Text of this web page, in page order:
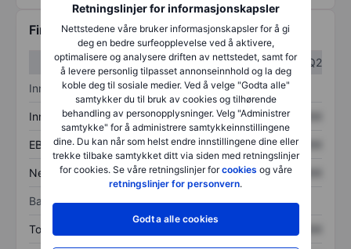
Retningslinjer for informasjonskapsler
Nettstedene våre bruker informasjonskapsler for å gi
deg en bedre surfeopplevelse ved å aktivere,
optimalisere og analysere driften av nettstedet, samt for
å levere personlig tilpasset annonseinnhold og la deg
koble deg til sosiale medier. Ved å velge "Godta alle"
samtykker du til bruk av cookies og tilhørende
behandling av personopplysninger. Velg "Administrer
samtykke" for å administrere samtykkeinnstillingene
dine. Du kan når som helst endre innstillingene dine eller
trekke tilbake samtykket ditt via siden med retningslinjer
for cookies. Se våre retningslinjer forcookies og våre
retningslinjer for personvern.
Godta alle cookies
Finansiell informasjon
Q1
Q2
Inntektsoversikt
Inntekter XXXXXXX XXXXXXX
EBITDA XXXXXXX XXXXXXX
Nettoinntekt XXXXXXX XXXXXXX
Balanse
Totale eiendeler